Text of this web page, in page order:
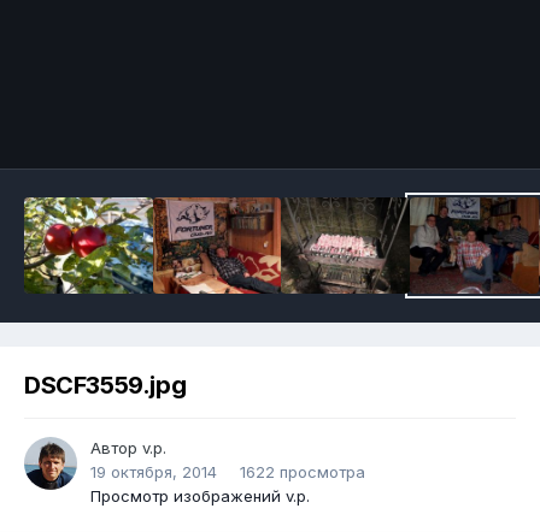
DSCF3559.jpg
Автор v.p.
19 октября, 2014
1622 просмотра
Просмотр изображений v.p.